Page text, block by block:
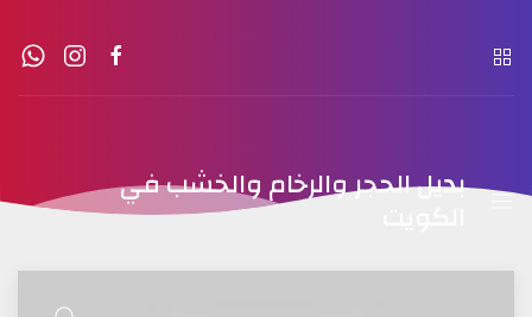
بديل الحجر والرخام والخشب في